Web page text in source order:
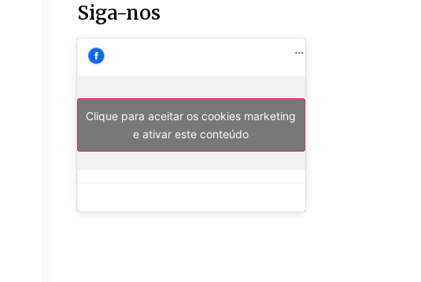
Siga-nos
Clique para aceitar os cookies marketing
e ativar este conteúdo